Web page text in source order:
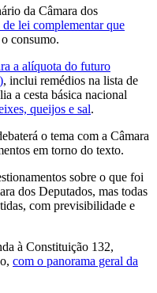
da Câmara dos
lei complementar que
consumo.
a alíquota do futuro
, inclui remédios na lista de
a cesta básica nacional
queijos e sal.
o tema com a Câmara
em torno do texto.
sobre o que foi
dos Deputados, mas todas
com previsibilidade e
à Constituição 132,
com o panorama geral da